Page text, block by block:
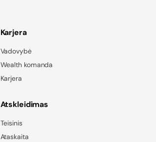
Karjera
Vadovybė
Wealth komanda
Karjera
Atskleidimas
Teisinis
Ataskaita